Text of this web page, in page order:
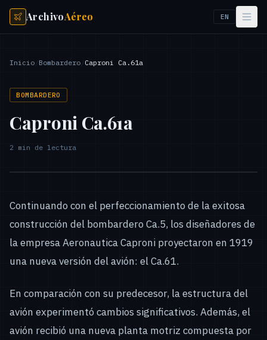
ArchivoAéreo EN
Inicio Bombardero Caproni Ca.61a
BOMBARDERO
Caproni Ca.61a
2 min de lectura
Continuando con el perfeccionamiento de la exitosa
construcción del bombardero Ca.5, los diseñadores de
la empresa Aeronautica Caproni proyectaron en 1919
una nueva versión del avión: el Ca.61.
En comparación con su predecesor, la estructura del
avión experimentó cambios significativos. Además, el
avión recibió una nueva planta motriz compuesta por